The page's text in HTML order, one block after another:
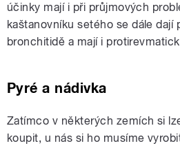
účinky mají i při průjmových
kaštanovníku setého se dále dají
bronchitidě a mají i
Pyré a nádivka
Zatímco v některých zemích si
koupit, u nás si ho musíme